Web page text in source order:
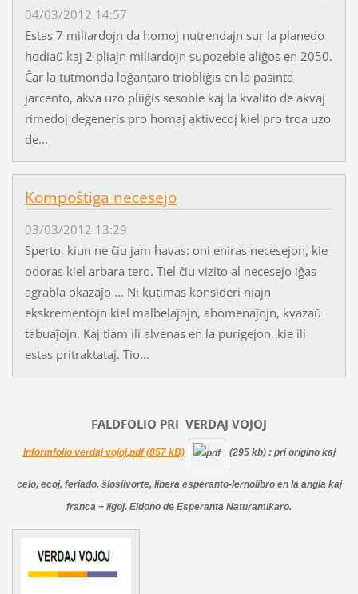
04/03/2012 14:57
Estas 7 miliardojn da homoj nutrendajn sur la planedo
hodiaŭ kaj 2 pliajn miliardojn supozeble aliĝos en 2050.
Ĉar la tutmonda loĝantaro triobliĝis en la pasinta
jarcento, akva uzo pliiĝis sesoble kaj la kvalito de akvaj
rimedoj degeneris pro homaj aktivecoj kiel pro troa uzo
de...
Kompoŝtiga necesejo
03/03/2012 13:29
Sperto, kiun ne ĉiu jam havas: oni eniras necesejon, kie
odoras kiel arbara tero. Tiel ĉiu vizito al necesejo iĝas
agrabla okazaĵo ... Ni kutimas konsideri niajn
ekskrementojn kiel malbelaĵojn, abomenaĵojn, kvazaŭ
tabuaĵojn. Kaj tiam ili alvenas en la purigejon, kie ili
estas pritraktataj. Tio...
FALDFOLIO PRI VERDAJ VOJOJ
Informfolio verdaj vojoj.pdf (857 kB) (295 kb) : pri origino kaj
celo, ecoj, feriado, ŝlosilvorte, libera esperanto-lernolibro en la angla kaj
franca + ligoj. Eldono de Esperanta Naturamikaro.